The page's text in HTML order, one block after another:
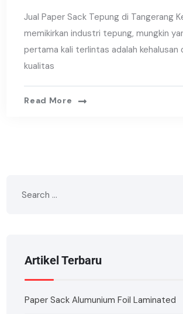
Jual Paper Sack Tepung di Tangerang
memikirkan industri tepung, mungkin
pertama kali terlintas adalah kehalusan
kualitas
Read More
Artikel Terbaru
Paper Sack Alumunium Foil Laminated